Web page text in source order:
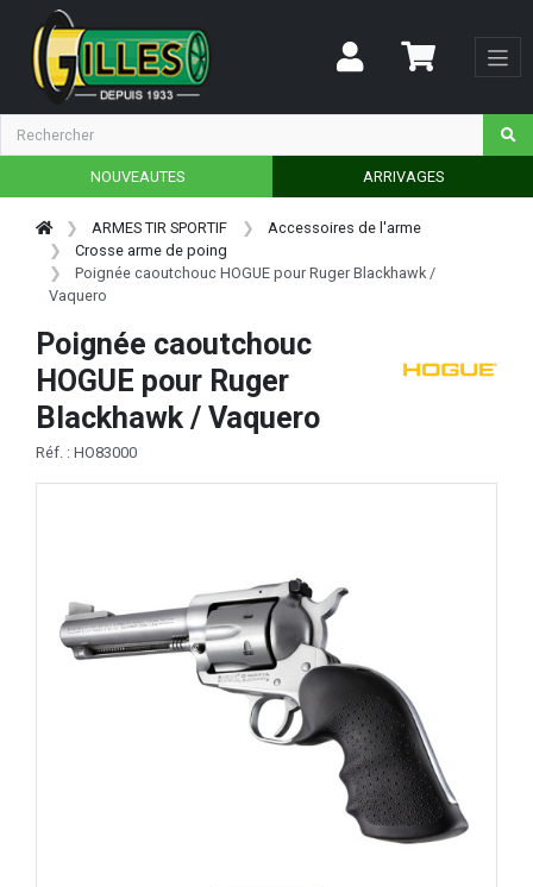
NOUVEAUTES ARRIVAGES
ARMES TIR SPORTIF
Accessoires de l'arme
Crosse arme de poing
Poignée caoutchouc HOGUE pour Ruger Blackhawk /
Vaquero
Poignée caoutchouc
HOGUE pour Ruger
Blackhawk / Vaquero
Réf. : HO83000